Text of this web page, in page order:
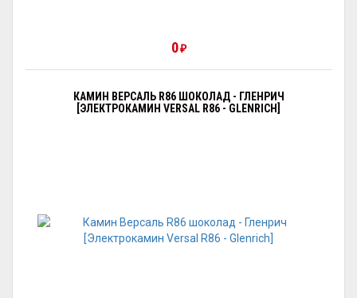
0₽
КАМИН ВЕРСАЛЬ R86 ШОКОЛАД - ГЛЕНРИЧ
[ЭЛЕКТРОКАМИН VERSAL R86 - GLENRICH]